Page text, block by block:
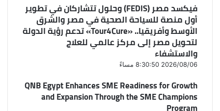
فيكسد مصر (FEDIS) وحلول تتشاركان في تطوير
أول منصة للسياحة الصحية في مصر والشرق
الأوسط وأفريقيا.. «Tour4Cure» تدعم رؤية الدولة
لتحويل مصر إلى مركز عالمي للعلاج
والاستشفاء
2026/08/06 8:30:50 مساءً
QNB Egypt Enhances SME Readiness for Growth
and Expansion Through the SME Champions